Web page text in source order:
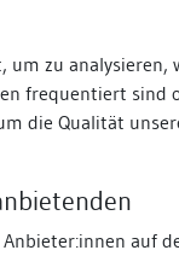
um zu analysieren,
frequentiert sind
die Qualität
auf